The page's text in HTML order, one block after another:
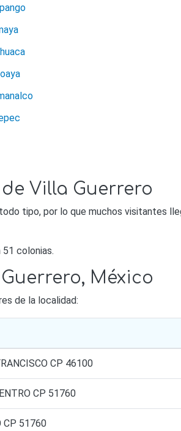
Villa Guerrero
tipo, por lo que muchos visitantes
colonias.
México
de la localidad:
CP 46100
CP 51760
CP 51760